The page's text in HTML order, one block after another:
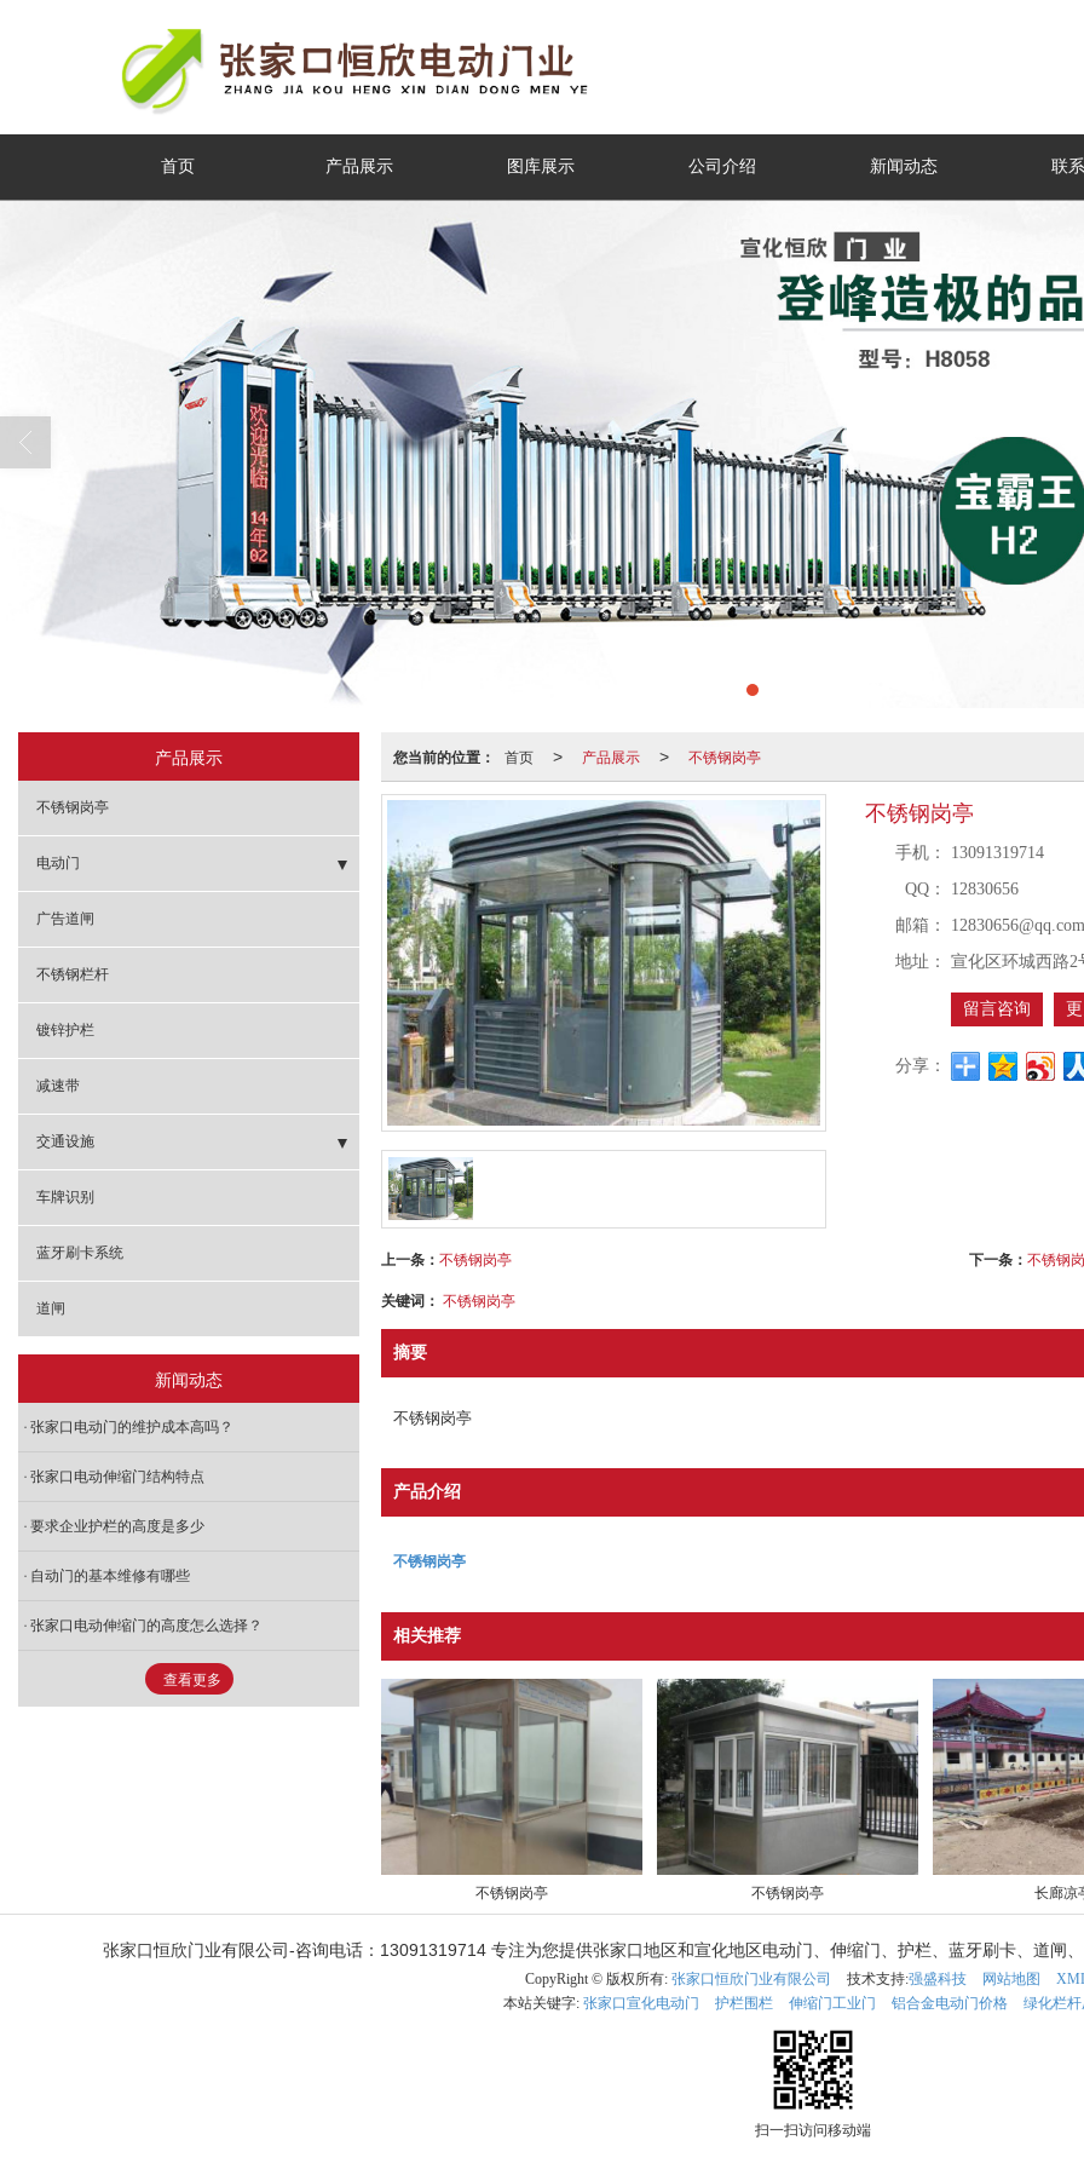
首页 产品展示 图库展示 公司介绍 新闻动态 联
您当前的位置： 首页 > 产品展示 > 不锈钢岗亭
不锈钢岗亭
手机：
13091319714
QQ：
12830656
邮箱：
地址：
宣化区环城西路2
留言咨询
分享：
上一条： 不锈钢岗亭 下一条： 不锈钢
关键词： 不锈钢岗亭
摘要
不锈钢岗亭
产品介绍
不锈钢岗亭
相关推荐
不锈钢岗亭 不锈钢岗亭 长廊凉
产品展示
不锈钢岗亭
电动门
- 智能分段平移门
- 无轨悬浮门
- 直线门
- 悬浮门系列
- 不锈钢系列
- 铝合金系列
广告道闸
不锈钢栏杆
镀锌护栏
减速带
交通设施
- 地坪漆
车牌识别
蓝牙刷卡系统
道闸
新闻动态
张家口电动门的维护成本高吗？
张家口电动伸缩门结构特点
要求企业护栏的高度是多少
自动门的基本维修有哪些
张家口电动伸缩门的高度怎么选择？
查看更多
张家口恒欣门业有限公司-咨询电话：13091319714 专注为您提供张家口地区和宣化地区电动门、伸缩门、护栏、蓝牙刷卡、道闸
CopyRight © 版权所有: 张家口恒欣门业有限公司 技术支持:强盛科技 网站地图
本站关键字: 张家口宣化电动门 护栏围栏 伸缩门工业门 铝合金电动门价格 绿化栏
扫一扫访问移动端